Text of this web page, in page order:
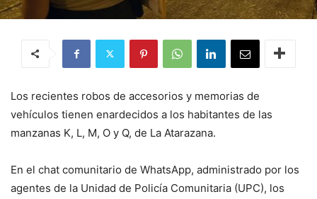
Los recientes robos de accesorios y memorias de
vehículos tienen enardecidos a los habitantes de las
manzanas K, L, M, O y Q, de La Atarazana.
En el chat comunitario de WhatsApp, administrado por los
agentes de la Unidad de Policía Comunitaria (UPC), los